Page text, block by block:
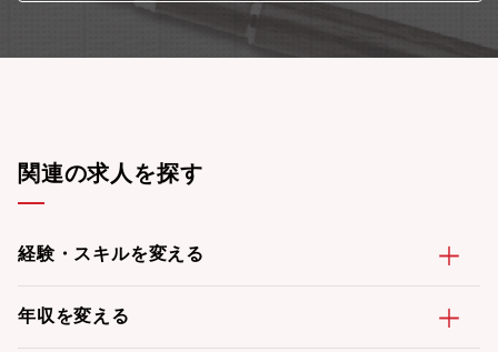
研修：同社が運営するKENスクールにて、全社員が高度人材育成
へ向けた研修を受けることが可能です。通常50~100万掛かる授業
を同社は割引して受けることが出来ます。
関連の求人を探す
経験・スキルを変える
年収を変える